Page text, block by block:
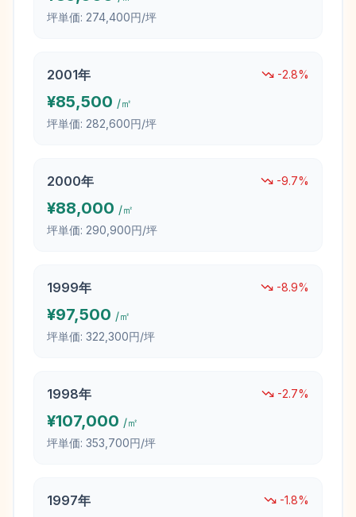
坪単価: 274,400円/坪
2001年 -2.8%
¥85,500 /㎡
坪単価: 282,600円/坪
2000年 -9.7%
¥88,000 /㎡
坪単価: 290,900円/坪
1999年 -8.9%
¥97,500 /㎡
坪単価: 322,300円/坪
1998年 -2.7%
¥107,000 /㎡
坪単価: 353,700円/坪
1997年 -1.8%